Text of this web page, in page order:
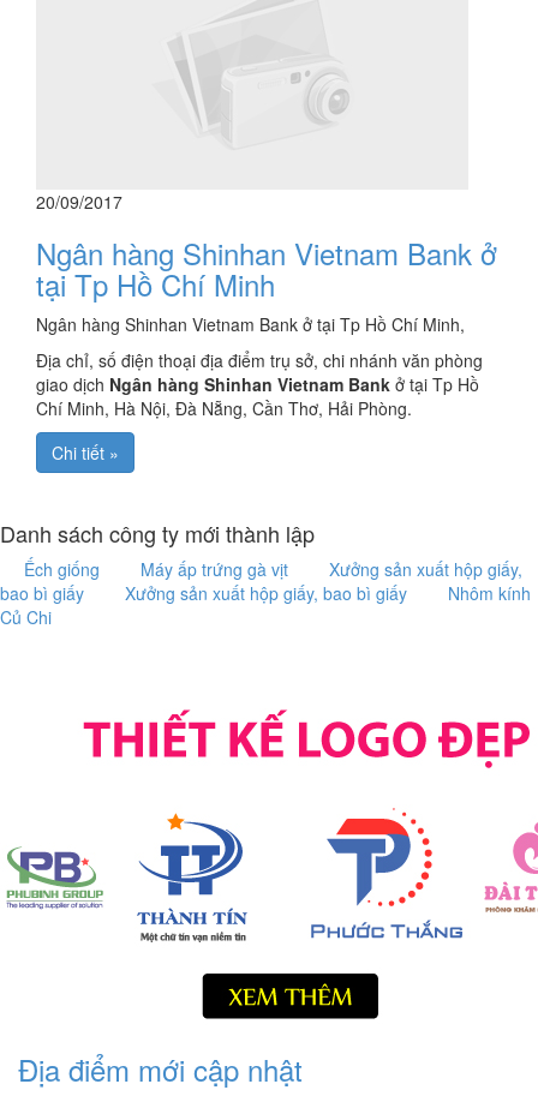
20/09/2017
Ngân hàng Shinhan Vietnam Bank ở
tại Tp Hồ Chí Minh
Ngân hàng Shinhan Vietnam Bank ở tại Tp Hồ Chí Minh,
Địa chỉ, số điện thoại địa điểm trụ sở, chi nhánh văn phòng
giao dịch Ngân hàng Shinhan Vietnam Bank ở tại Tp Hồ
Chí Minh, Hà Nội, Đà Nẵng, Cần Thơ, Hải Phòng.
Chi tiết »
Danh sách công ty mới thành lập
Ếch giống Máy ấp trứng gà vịt
Xưởng sản xuất hộp giấy,
bao bì giấy
Xưởng sản xuất hộp giấy, bao bì giấy
Nhôm kính
Củ Chi
Địa điểm mới cập nhật